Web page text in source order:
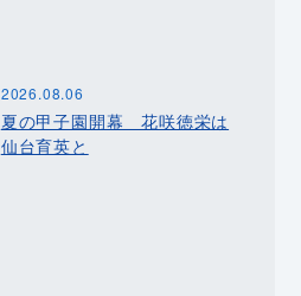
2026.08.06
夏の甲子園開幕 花咲徳栄は
仙台育英と